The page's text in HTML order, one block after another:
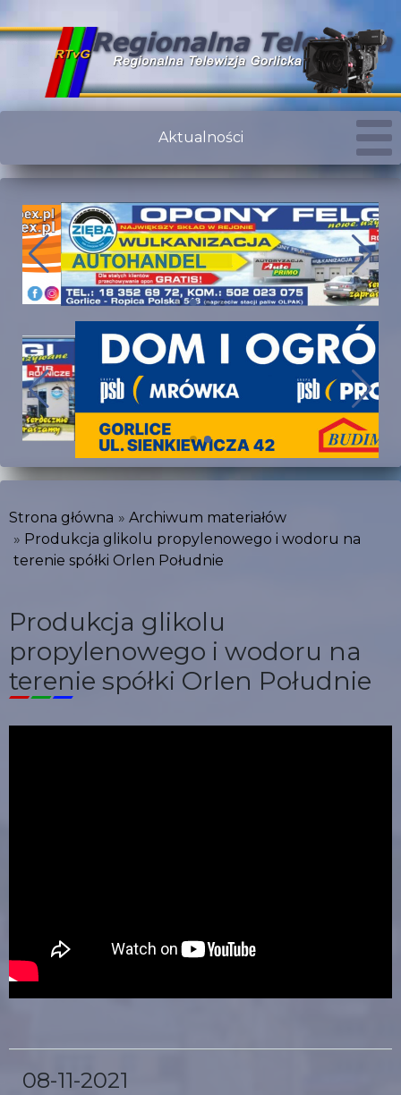
Aktualności
Strona główna
Archiwum materiałów
Produkcja glikolu propylenowego i wodoru na
terenie spółki Orlen Południe
Produkcja glikolu
propylenowego i wodoru na
terenie spółki Orlen Południe
08-11-2021